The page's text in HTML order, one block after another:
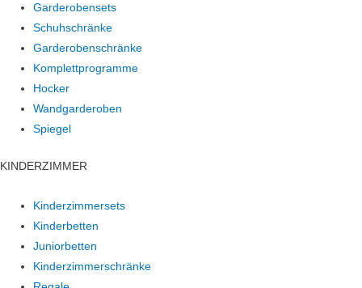
Garderobensets
Schuhschränke
Garderobenschränke
Komplettprogramme
Hocker
Wandgarderoben
Spiegel
KINDERZIMMER
Kinderzimmersets
Kinderbetten
Juniorbetten
Kinderzimmerschränke